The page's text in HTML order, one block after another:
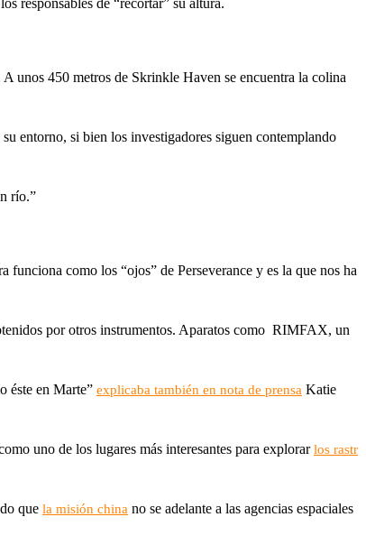
unos 450 metros de Skrinkle Haven se encuentra la colina
entorno, si bien los investigadores siguen contemplando
río.”
funciona como los “ojos” de Perseverance y es la que nos ha
por otros instrumentos. Aparatos como RIMFAX, un
éste en Marte” explicaba también en nota de prensa Katie
uno de los lugares más interesantes para explorarlos rastr
que la misión china no se adelante a las agencias espaciales